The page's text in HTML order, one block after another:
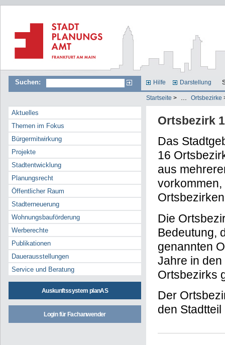
Suchen: Hilfe Darstellung
Startseite > ...Ortsbezirke
Aktuelles
Themen im Fokus
Bürgermitwirkung
Projekte
Stadtentwicklung
Planungsrecht
Öffentlicher Raum
Stadterneuerung
Wohnungsbauförderung
Werberechte
Publikationen
Dauerausstellungen
Service und Beratung
Auskunftssystem planAS
Login für Fachanwender
Ortsbezirk
Das
16
aus
Die
Bedeutung,
genannten
Jahre in
Ortsbezirks
Der
den Stadtteil